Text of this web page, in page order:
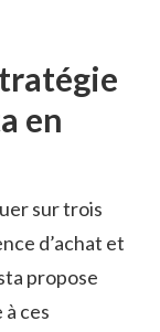
en
sur trois
d’achat et
propose
ces